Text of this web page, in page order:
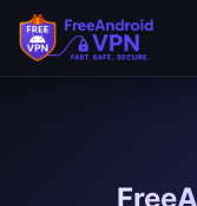
본문으로 건너뛰기